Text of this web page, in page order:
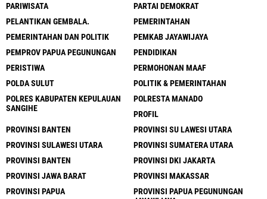
PARIWISATA
PARTAI DEMOKRAT
PELANTIKAN GEMBALA.
PEMERINTAHAN
PEMERINTAHAN DAN POLITIK
PEMKAB JAYAWIJAYA
PEMPROV PAPUA PEGUNUNGAN
PENDIDIKAN
PERISTIWA
PERMOHONAN MAAF
POLDA SULUT
POLITIK & PEMERINTAHAN
POLRES KABUPATEN KEPULAUAN
SANGIHE
POLRESTA MANADO
PROFIL
PROVINSI BANTEN
PROVINSI SU LAWESI UTARA
PROVINSI SULAWESI UTARA
PROVINSI SUMATERA UTARA
PROVINSI BANTEN
PROVINSI DKI JAKARTA
PROVINSI JAWA BARAT
PROVINSI MAKASSAR
PROVINSI PAPUA
PROVINSI PAPUA PEGUNUNGAN